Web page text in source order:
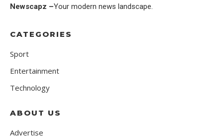
Newscapz –Your modern news landscape.
CATEGORIES
Sport
Entertainment
Technology
ABOUT US
Advertise